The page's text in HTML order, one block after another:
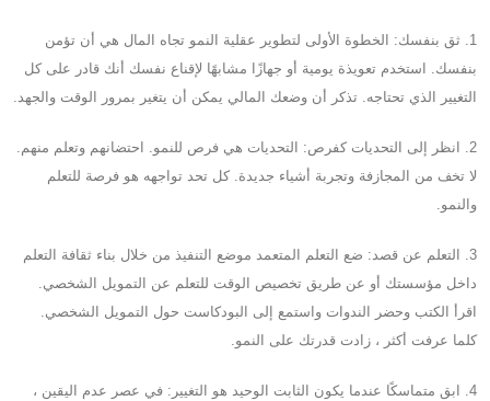
1. ثق بنفسك: الخطوة الأولى لتطوير عقلية النمو تجاه المال هي أن تؤمن
بنفسك. استخدم تعويذة يومية أو جهازًا مشابهًا لإقناع نفسك أنك قادر على كل
التغيير الذي تحتاجه. تذكر أن وضعك المالي يمكن أن يتغير بمرور الوقت والجهد.
2. انظر إلى التحديات كفرص: التحديات هي فرص للنمو. احتضانهم وتعلم منهم.
لا تخف من المجازفة وتجربة أشياء جديدة. كل تحد تواجهه هو فرصة للتعلم
والنمو.
3. التعلم عن قصد: ضع التعلم المتعمد موضع التنفيذ من خلال بناء ثقافة التعلم
داخل مؤسستك أو عن طريق تخصيص الوقت للتعلم عن التمويل الشخصي.
اقرأ الكتب وحضر الندوات واستمع إلى البودكاست حول التمويل الشخصي.
كلما عرفت أكثر ، زادت قدرتك على النمو.
4. ابق متماسكًا عندما يكون الثابت الوحيد هو التغيير: في عصر عدم اليقين ،